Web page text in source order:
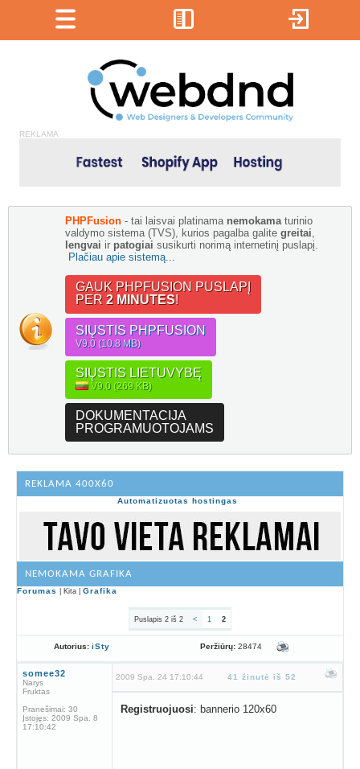
REKLAMA
PHPFusion - tai laisvai platinama nemokama turinio
valdymo sistema (TVS), kurios pagalba galite greitai
lengvai ir patogiai susikurti norimą internetinį puslapį.
Plačiau apie sistemą...
GAUK PHPFUSION PUSLAPĮ
PER 2 MINUTES!
SIŲSTIS PHPFUSION
V9.0 (10.8 MB)
SIŲSTIS LIETUVYBĘ
V9.0 (269 KB)
DOKUMENTACIJA
PROGRAMUOTOJAMS
REKLAMA 400X60
Automatizuotas hostingas
NEMOKAMA GRAFIKA
Forumas | Kita | Grafika
Puslapis 2 iš 2 < 1 2
Autorius: iSty Peržiūrų: 28474
somee32
Narys
Fruktas
Pranešimai: 30
Įstojęs: 2009 Spa. 8
17:10:42
2009 Spa. 24 17:10:44 41 žinutė iš 52
Registruojuosi: bannerio 120x60